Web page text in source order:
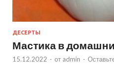
ДЕСЕРТЫ
Мастика в
15.12.2022 - от admin -